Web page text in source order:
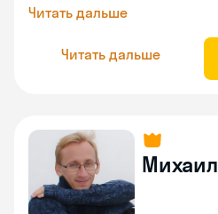
Читать дальше
Читать дальше
Михаил